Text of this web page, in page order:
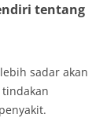
tentang
sadar akan